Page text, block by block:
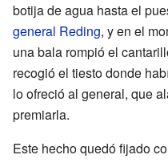
botija de agua hasta el
general Reding, y en el
una bala rompió el
recogió el tiesto donde
lo ofreció al general, que
premiarla.
Este hecho quedó fijado